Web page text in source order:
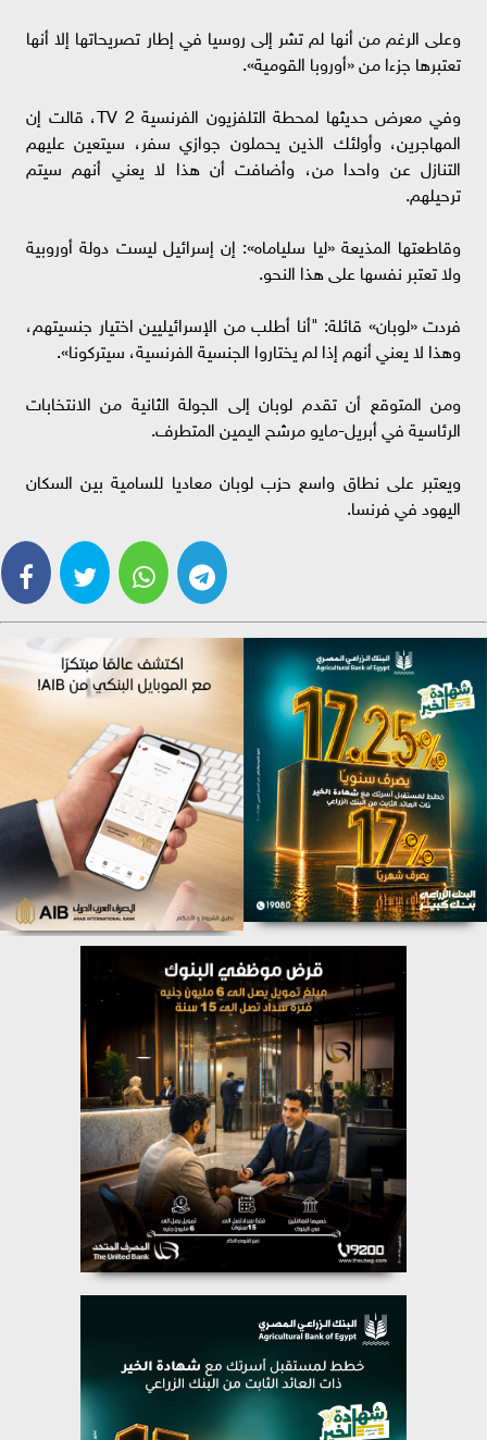
وعلى الرغم من أنها لم تشر إلى روسيا في إطار تصريحاتها إلا أنها
تعتبرها جزءا من «أوروبا القومية».
وفي معرض حديثها لمحطة التلفزيون الفرنسية 2 TV، قالت إن
المهاجرين، وأولئك الذين يحملون جوازي سفر، سيتعين عليهم
التنازل عن واحدا من، وأضافت أن هذا لا يعني أنهم سيتم
ترحيلهم.
وقاطعتها المذيعة «ليا سلياماه»: إن إسرائيل ليست دولة أوروبية
ولا تعتبر نفسها على هذا النحو.
فردت «لوبان» قائلة: "أنا أطلب من الإسرائيليين اختيار جنسيتهم،
وهذا لا يعني أنهم إذا لم يختاروا الجنسية الفرنسية، سيتركونا».
ومن المتوقع أن تقدم لوبان إلى الجولة الثانية من الانتخابات
الرئاسية في أبريل-مايو مرشح اليمين المتطرف.
ويعتبر على نطاق واسع حزب لوبان معاديا للسامية بين السكان
اليهود في فرنسا.